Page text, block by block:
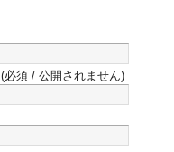
(必須 / 公開されません)